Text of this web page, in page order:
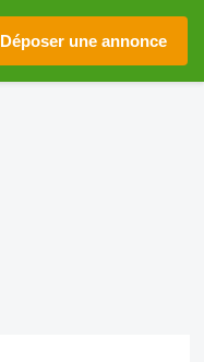
Déposer une annonce